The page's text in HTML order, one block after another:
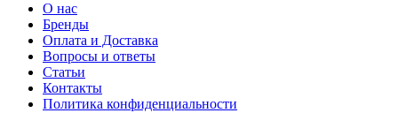
О нас
Бренды
Оплата и Доставка
Вопросы и ответы
Статьи
Контакты
Политика конфиденциальности